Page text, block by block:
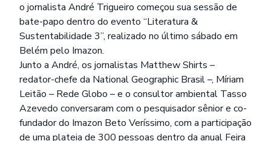
o jornalista André Trigueiro começou sua sessão de
bate-papo dentro do evento “Literatura &
Sustentabilidade 3”, realizado no último sábado em
Belém pelo Imazon.
Junto a André, os jornalistas Matthew Shirts –
redator-chefe da National Geographic Brasil –, Míriam
Leitão – Rede Globo – e o consultor ambiental Tasso
Azevedo conversaram com o pesquisador sênior e co-
fundador do Imazon Beto Veríssimo, com a participação
de uma plateia de 300 pessoas dentro da anual Feira